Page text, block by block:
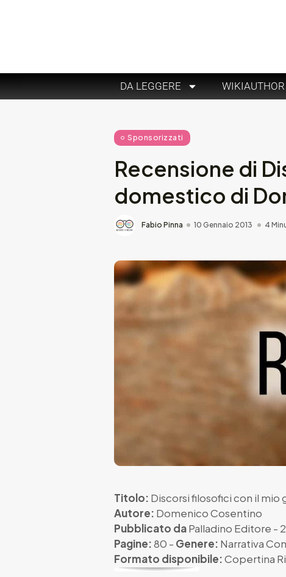
DA LEGGERE WIKIAUTHOR
Sponsorizzati
Recensione di
domestico di
Fabio Pinna 10 Gennaio 2013 4
Titolo: Discorsi filosofici con il
Autore: Domenico Cosentino
Pubblicato daPalladino Editore -
Pagine:80 - Genere: Narrativa
Formato disponibile:Copertina